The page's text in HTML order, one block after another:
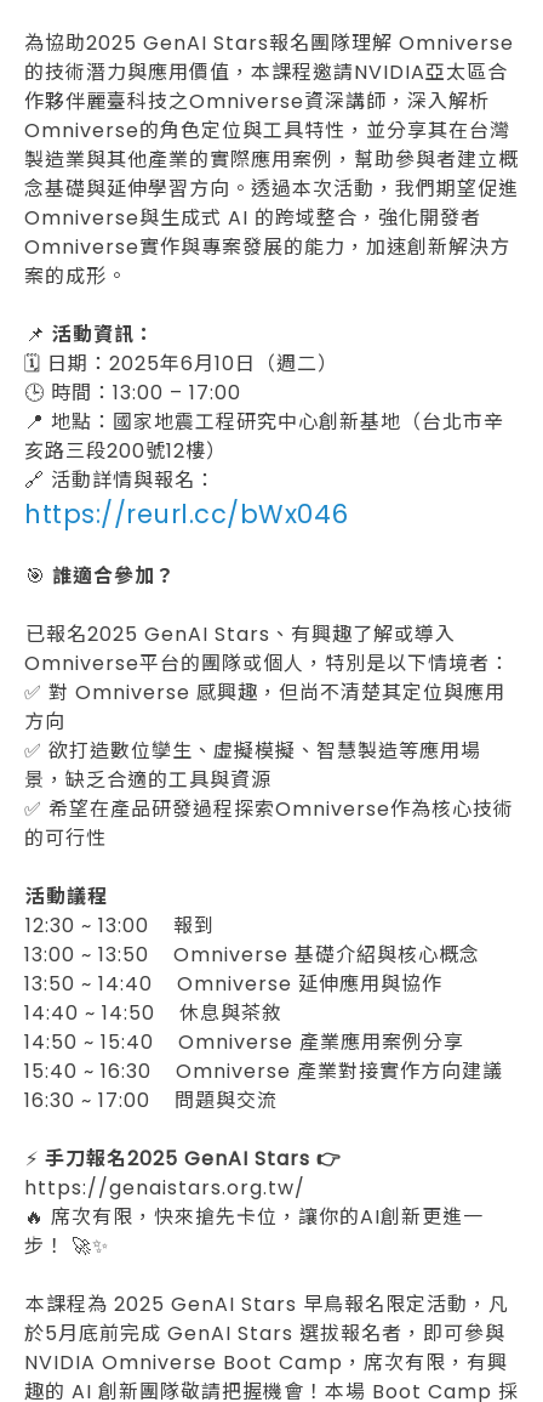
為協助2025 GenAI Stars報名團隊理解 Omniverse
的技術潛力與應用價值，本課程邀請NVIDIA亞太區合
作夥伴麗臺科技之Omniverse資深講師，深入解析
Omniverse的角色定位與工具特性，並分享其在台灣
製造業與其他產業的實際應用案例，幫助參與者建立概
念基礎與延伸學習方向。透過本次活動，我們期望促進
Omniverse與生成式 AI 的跨域整合，強化開發者
Omniverse實作與專案發展的能力，加速創新解決方
案的成形。
󠀠📌 活動資訊：
🗓 日期：2025年6月10日（週二）
🕒 時間：13:00 – 17:00
📍 地點：國家地震工程研究中心創新基地（台北市辛
亥路三段200號12樓）
🔗 活動詳情與報名：
https://reurl.cc/bWx046
󠀠🎯 誰適合參加？
󠀠已報名2025 GenAI Stars、有興趣了解或導入
Omniverse平台的團隊或個人，特別是以下情境者：
✅ 對 Omniverse 感興趣，但尚不清楚其定位與應用
方向
✅ 欲打造數位孿生、虛擬模擬、智慧製造等應用場
景，缺乏合適的工具與資源
✅ 希望在產品研發過程探索Omniverse作為核心技術
的可行性
󠀠活動議程
󠀠12:30 ~ 13:00 報到
13:00 ~ 13:50 Omniverse 基礎介紹與核心概念
13:50 ~ 14:40 Omniverse 延伸應用與協作
14:40 ~ 14:50 休息與茶敘
14:50 ~ 15:40 Omniverse 產業應用案例分享
15:40 ~ 16:30 Omniverse 產業對接實作方向建議
16:30 ~ 17:00 問題與交流
󠀠⚡ 手刀報名2025 GenAI Stars 👉
https://genaistars.org.tw/
🔥 席次有限，快來搶先卡位，讓你的AI創新更進一
步！ 🚀✨
󠀠本課程為 2025 GenAI Stars 早鳥報名限定活動，凡
於5月底前完成 GenAI Stars 選拔報名者，即可參與
NVIDIA Omniverse Boot Camp，席次有限，有興
趣的 AI 創新團隊敬請把握機會！本場 Boot Camp 採